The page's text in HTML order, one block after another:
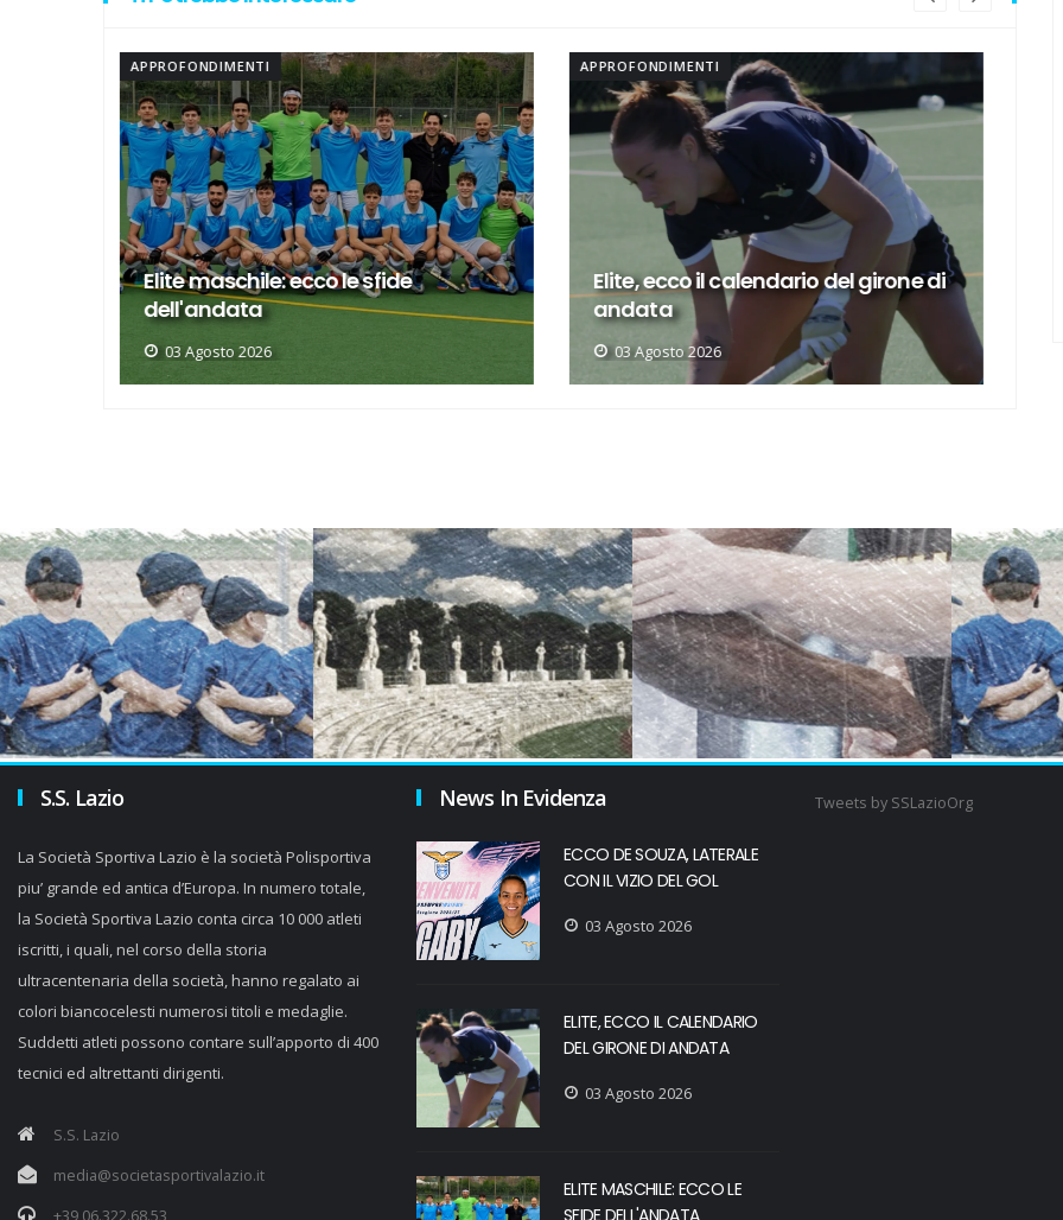
APPROFONDIMENTI
Elite, ecco il calendario del girone di
andata
03 Agosto 2026
APPROFONDIMENTI
A Elite a 10 squadre, ecco le nostre
rivali
27 Luglio 2026
S.S. Lazio
La Società Sportiva Lazio è la società Polisportiva
piu’ grande ed antica d’Europa. In numero totale,
la Società Sportiva Lazio conta circa 10 000 atleti
iscritti, i quali, nel corso della storia
ultracentenaria della società, hanno regalato ai
colori biancocelesti numerosi titoli e medaglie.
Suddetti atleti possono contare sull’apporto di 400
tecnici ed altrettanti dirigenti.
S.S. Lazio
media@societasportivalazio.it
+39 06.322.68.53
News In Evidenza
ECCO DE SOUZA, LATERALE
CON IL VIZIO DEL GOL
03 Agosto 2026
ELITE, ECCO IL CALENDARIO
DEL GIRONE DI ANDATA
03 Agosto 2026
ELITE MASCHILE: ECCO LE
SFIDE DELL'ANDATA
Tweets by SSLazioOrg